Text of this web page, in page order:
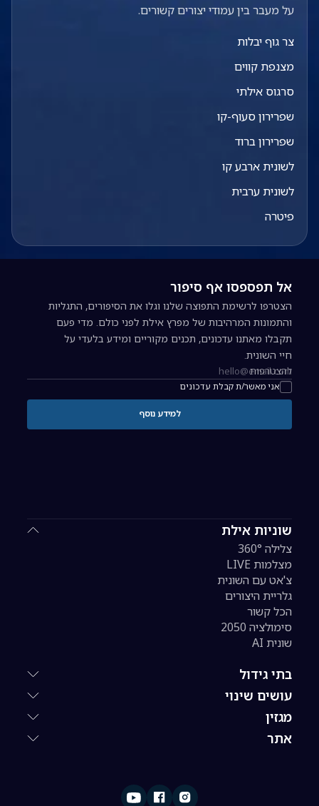
על מעבר בין עמודי יצורים קשורים.
צר גוף יבלות
מצנפת קווים
סרגוס אילתי
שפרירון סעוף-קו
שפרירון ברוד
לשונית ארבע קו
לשונית ערבית
פיטרה
שוניות אילת
צלילה 360°
מצלמות LIVE
צ'אט עם השונית
גלריית היצורים
הכל קשור
סימולציה 2050
שונית AI
בתי גידול
עושים שינוי
מגזין
אתר
אל תפספסו אף סיפור
הצטרפו לרשימת התפוצה שלנו וגלו את הסיפורים, התגליות
והתמונות המרהיבות של מפרץ אילת לפני כולם. מדי פעם
תקבלו מאתנו עדכונים, תכנים מקוריים ומידע בלעדי על
חיי השונית.
כתובת אימייל להרשמה לניוזלטר
אני מאשר/ת קבלת עדכונים
להצטרפות
למידע נוסף